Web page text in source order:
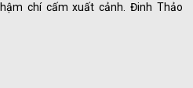
chí cấm xuất cảnh. Đinh Thảo